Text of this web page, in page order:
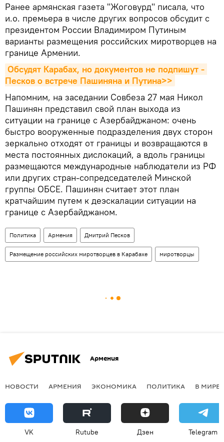
Ранее армянская газета "Жоговурд" писала, что
и.о. премьера в числе других вопросов обсудит с
президентом России Владимиром Путиным
варианты размещения российских миротворцев на
границе Армении.
Обсудят Карабах, но документов не подпишут -
Песков о встрече Пашиняна и Путина>>
Напомним, на заседании Совбеза 27 мая Никол
Пашинян представил свой план выхода из
ситуации на границе с Азербайджаном: очень
быстро вооруженные подразделения двух сторон
зеркально отходят от границы и возвращаются в
места постоянных дислокаций, а вдоль границы
размещаются международные наблюдатели из РФ
или других стран-сопредседателей Минской
группы ОБСЕ. Пашинян считает этот план
кратчайшим путем к деэскалации ситуации на
границе с Азербайджаном.
Политика Армения Дмитрий Песков
Размещение российских миротворцев в Карабахе миротворцы
Армения
НОВОСТИ АРМЕНИЯ ЭКОНОМИКА ПОЛИТИКА В МИРЕ
VK Rutube Дзен Telegram